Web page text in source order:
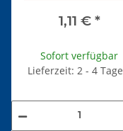
1,11 € *
Sofort verfügbar
Lieferzeit: 2 - 4 Tage